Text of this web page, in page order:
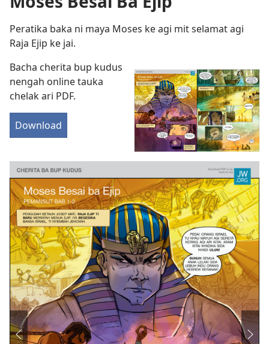
Peratika baka ni maya Moses ke agi mit selamat agi
Raja Ejip ke jai.
Bacha cherita bup kudus
nengah online tauka
chelak ari PDF.
Download